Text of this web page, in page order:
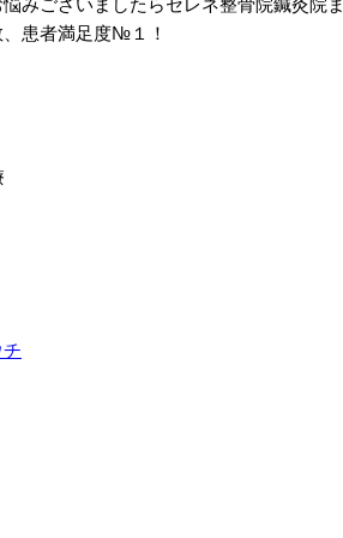
みございましたらセレネ整骨院鍼灸院
患者満足度№１！